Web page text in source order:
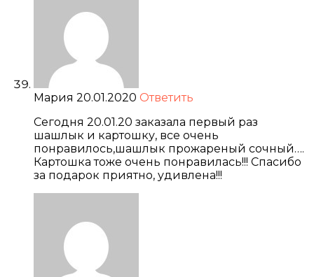
Мария 20.01.2020 Ответить
Сегодня 20.01.20 заказала первый раз
шашлык и картошку, все очень
понравилось,шашлык прожареный сочный….
Картошка тоже очень понравилась!!! Спасибо
за подарок приятно, удивлена!!!